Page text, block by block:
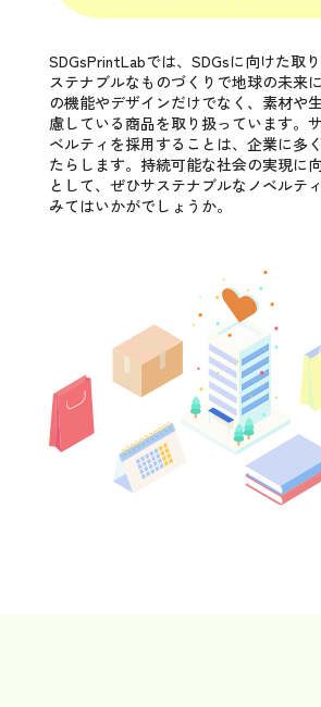
SDGsPrintLabでは、SDGsに向けた取
ステナブルなものづくりで地球の未来
の機能やデザインだけでなく、素材や
慮している商品を取り扱っています。
ベルティを採用することは、企業に多
たらします。持続可能な社会の実現に
として、ぜひサステナブルなノベルテ
みてはいかがでしょうか。